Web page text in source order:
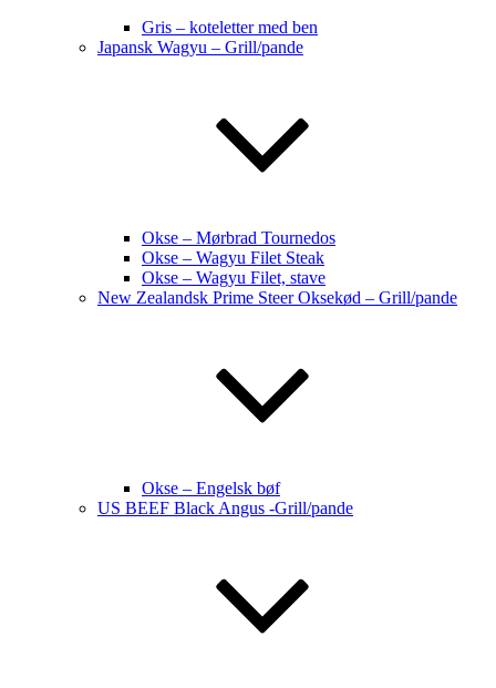
Gris – koteletter med ben
Japansk Wagyu – Grill/pande
Okse – Mørbrad Tournedos
Okse – Wagyu Filet Steak
Okse – Wagyu Filet, stave
New Zealandsk Prime Steer Oksekød – Grill/pande
Okse – Engelsk bøf
US BEEF Black Angus -Grill/pande